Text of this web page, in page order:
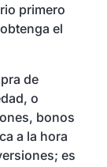
primero
el
de
o
bonos
a la hora
es